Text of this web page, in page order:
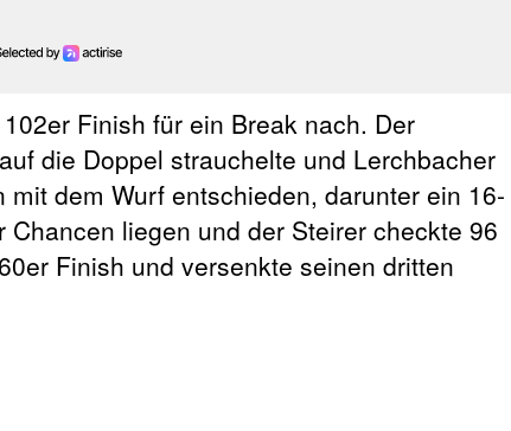
Finish für ein Break nach. Der
die Doppel strauchelte und Lerchbacher
dem Wurf entschieden, darunter ein 16-
liegen und der Steirer checkte 96
Finish und versenkte seinen dritten